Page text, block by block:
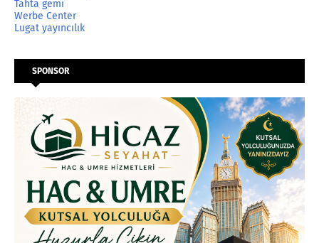
Tahta gemi
Werbe Center
Lugat yayıncılık
SPONSOR